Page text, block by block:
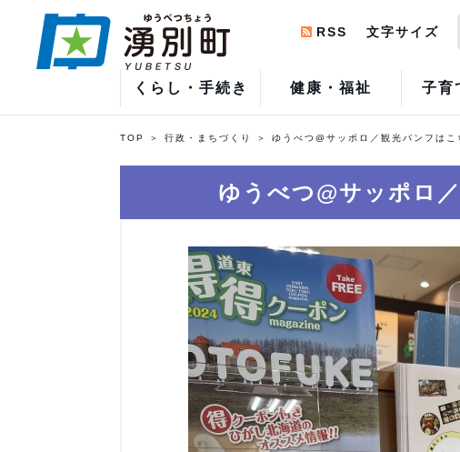
くらし・手続き 健康・福祉 子育
RSS 文字サイズ
TOP 行政・まちづくり ゆうべつ@サッポロ／観光パンフはこ
ゆうべつ@サッポロ